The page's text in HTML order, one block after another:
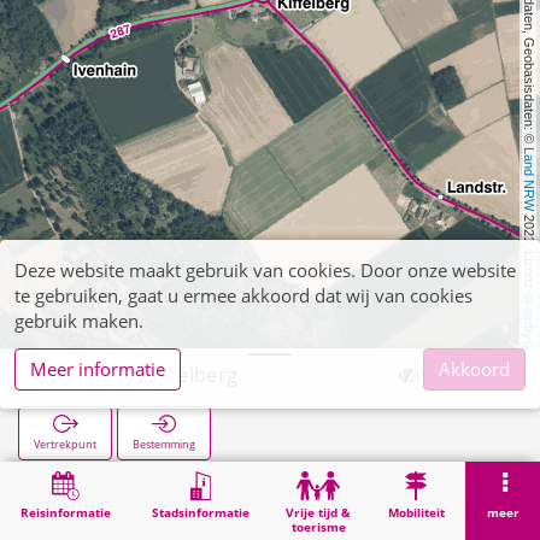
, Kartendaten, Geobasisdaten: ©
Land NRW
2021, Lizenz
dl-de/by-2-0
Reisinformatie Stadsinformatie
Vrije tijd &
toerisme
Mobiliteit meer
Gevenich Kiffelberg
Vertrekpunt Bestemming
Zoekopracht Gevenich Kiffelberg
Deze website maakt gebruik van cookies. Door onze website
te gebruiken, gaat u ermee akkoord dat wij van cookies
gebruik maken.
Meer informatie
Akkoord